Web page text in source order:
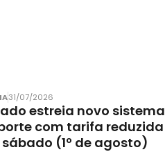
31/07/2026
estreia novo
com tarifa
(1º de agosto)